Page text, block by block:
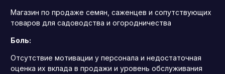
Магазин по продаже семян, саженцев и сопутствующих
товаров для садоводства и огородничества
Боль:
Отсутствие мотивации у персонала и недостаточная
оценка их вклада в продажи и уровень обслуживания